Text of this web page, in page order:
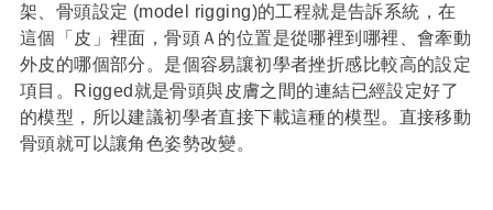
架、骨頭設定 (model rigging)的工程就是告訴系統，在
這個「皮」裡面，骨頭Ａ的位置是從哪裡到哪裡、會牽動
外皮的哪個部分。是個容易讓初學者挫折感比較高的設定
項目。Rigged就是骨頭與皮膚之間的連結已經設定好了
的模型，所以建議初學者直接下載這種的模型。直接移動
骨頭就可以讓角色姿勢改變。